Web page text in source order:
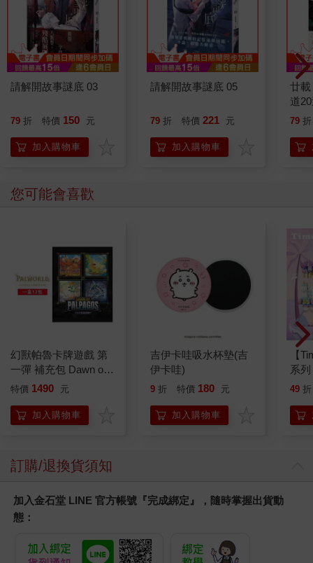
請解開故事謎底 03
79 折 特價 150 元
加入購物車
請解開故事謎底 05
79 折 特價 221 元
加入購物車
廿
道
79 折
您可能會喜歡
幻獸帕魯卡牌遊戲 第
一彈 補充包 Dawn of
Palpagos（日文版一
特價 1490 元
加入購物車
吉伊卡哇吸水杯墊(吉
伊卡哇)
9 折 特價 180 元
加入購物車
【
系
禮物
49 折
訂購/退換貨須知
加入金石堂 LINE 官方帳號『完成綁定』，隨時掌握出貨動
態：